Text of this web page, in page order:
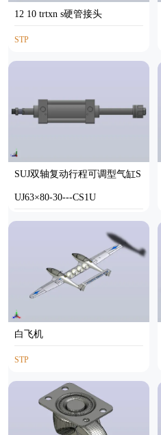
12 10 trtxn s硬管接头
STP
SUJ双轴复动行程可调型气缸S
UJ63×80-30---CS1U
SOLIDWORKS
白飞机
STP